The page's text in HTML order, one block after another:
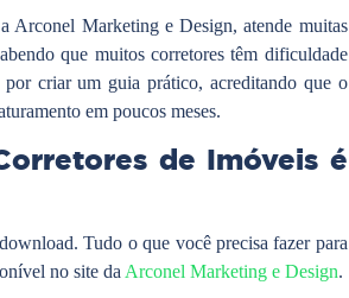
Arconel Marketing e Design, atende muitas
que muitos corretores têm dificuldade
criar um guia prático, acreditando que o
em poucos meses.
de Imóveis é
Tudo o que você precisa fazer para
no site da Arconel Marketing e Design.